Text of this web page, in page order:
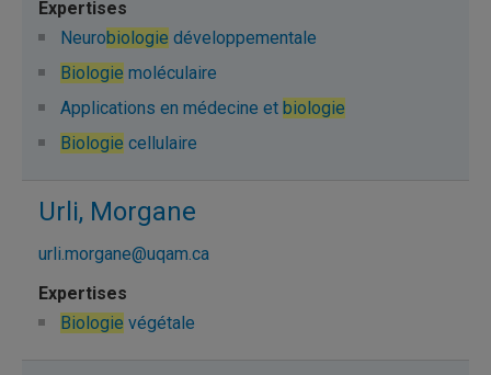
Neurobiologie développementale
Biologie moléculaire
Applications en médecine et biologie
Biologie cellulaire
Urli, Morgane
urli.morgane@uqam.ca
Biologie végétale